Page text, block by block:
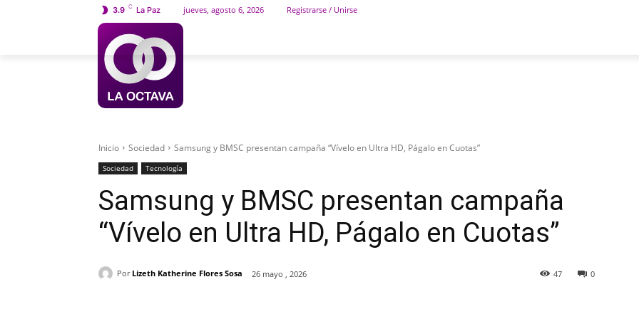
3.9 C La Paz jueves, agosto 6, 2026 Registrarse / Unirse
Inicio Sociedad Samsung y BMSC presentan campaña “Vívelo en Ultra HD, Págalo en Cuotas”
Sociedad Tecnología
Samsung y BMSC presentan campaña
“Vívelo en Ultra HD, Págalo en Cuotas”
Por Lizeth Katherine Flores Sosa 26 mayo , 2026 0
47